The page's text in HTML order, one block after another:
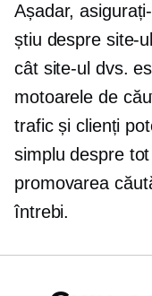
Așadar,
știu despre site-
cât site-ul dvs.
motoarele de
trafic și clienți
simplu despre
promovarea
întrebi.